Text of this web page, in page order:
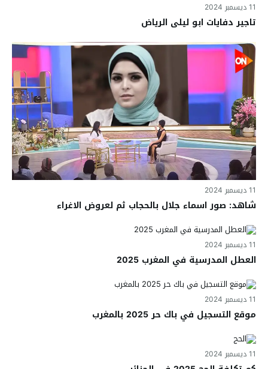
11 ديسمبر 2024
تاجير دفايات ابو ليلى الرياض
11 ديسمبر 2024
شاهد: صور اسماء جلال بالحجاب ثم لعروض الاغراء
11 ديسمبر 2024
العطل المدرسية في المغرب 2025
11 ديسمبر 2024
موقع التسجيل في باك حر 2025 بالمغرب
11 ديسمبر 2024